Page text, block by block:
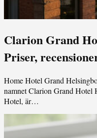
Clarion Grand
Priser,
Home Hotel Grand
namnet Clarion Grand Hotel
Hotel, är…